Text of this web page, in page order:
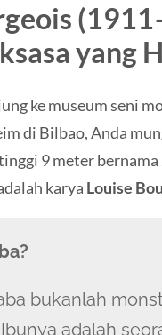
yang
ke museum seni
di Bilbao, Anda
9 meter bernama
karya Louise
bukanlah
adalah